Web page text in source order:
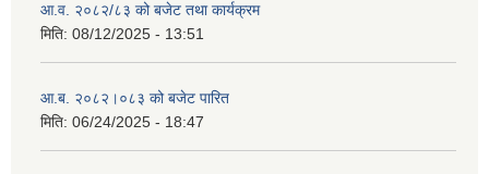
आ.व. २०८२/८३ को बजेट तथा कार्यक्रम
मिति: 08/12/2025 - 13:51
आ.ब. २०८२।०८३ को बजेट पारित
मिति: 06/24/2025 - 18:47